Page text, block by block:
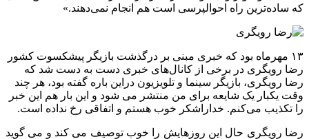
که ساده‌ترین راه احوالپرسی است هم انجام نمی‌دهند.»
۱۳ مهرماه بود که خبری مبنی بر درگذشت بازیگر پیشکسوت کشور
رضا رویگری در برخی از کانال‌های خبری دست به دست شد که
رضا رویگری، بازیگر سینما و تلویزیون دراین باره گفته بود، هر چند
وقت یکبار یک شایعه برای من منتشر می شود و این بار هم این خبر
را تکذیب می‌کنم. خداراشکر خوب هستم و اتفاقی رخ نداده است.
رضا رویگری حالِ این روزهایش را خوب توصیف می کند و می گوید